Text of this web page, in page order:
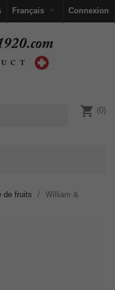
Français Connexion
shopping_cart (0)
de fruits
William &